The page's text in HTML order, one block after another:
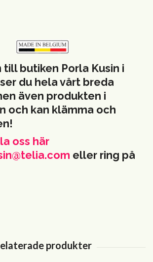
till butiken Porla Kusin i
du hela vårt breda
även produkten i
och kan klämma och
oss här
eller ring på